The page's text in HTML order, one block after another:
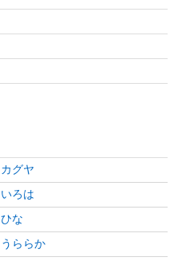
カグヤ
いろは
ひな
うららか